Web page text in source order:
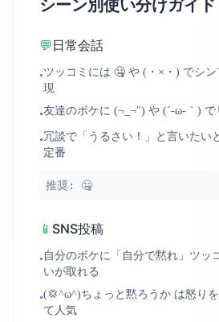
シーン別使い分けガイド
💬 日常会話
•ツッコミには 🤐 や (・×・) でシ
現
•友達のボケに (¬_¬") や (´-ω-｀) で
•冗談で「うるさい！」と言いたい
定番
推奨: 🤐
📱 SNS投稿
• 自分のボケに「自分で黙れ」ツッ
いが取れる
•(💢^ω^)ちょっと黙ろうか は怒り
て人気